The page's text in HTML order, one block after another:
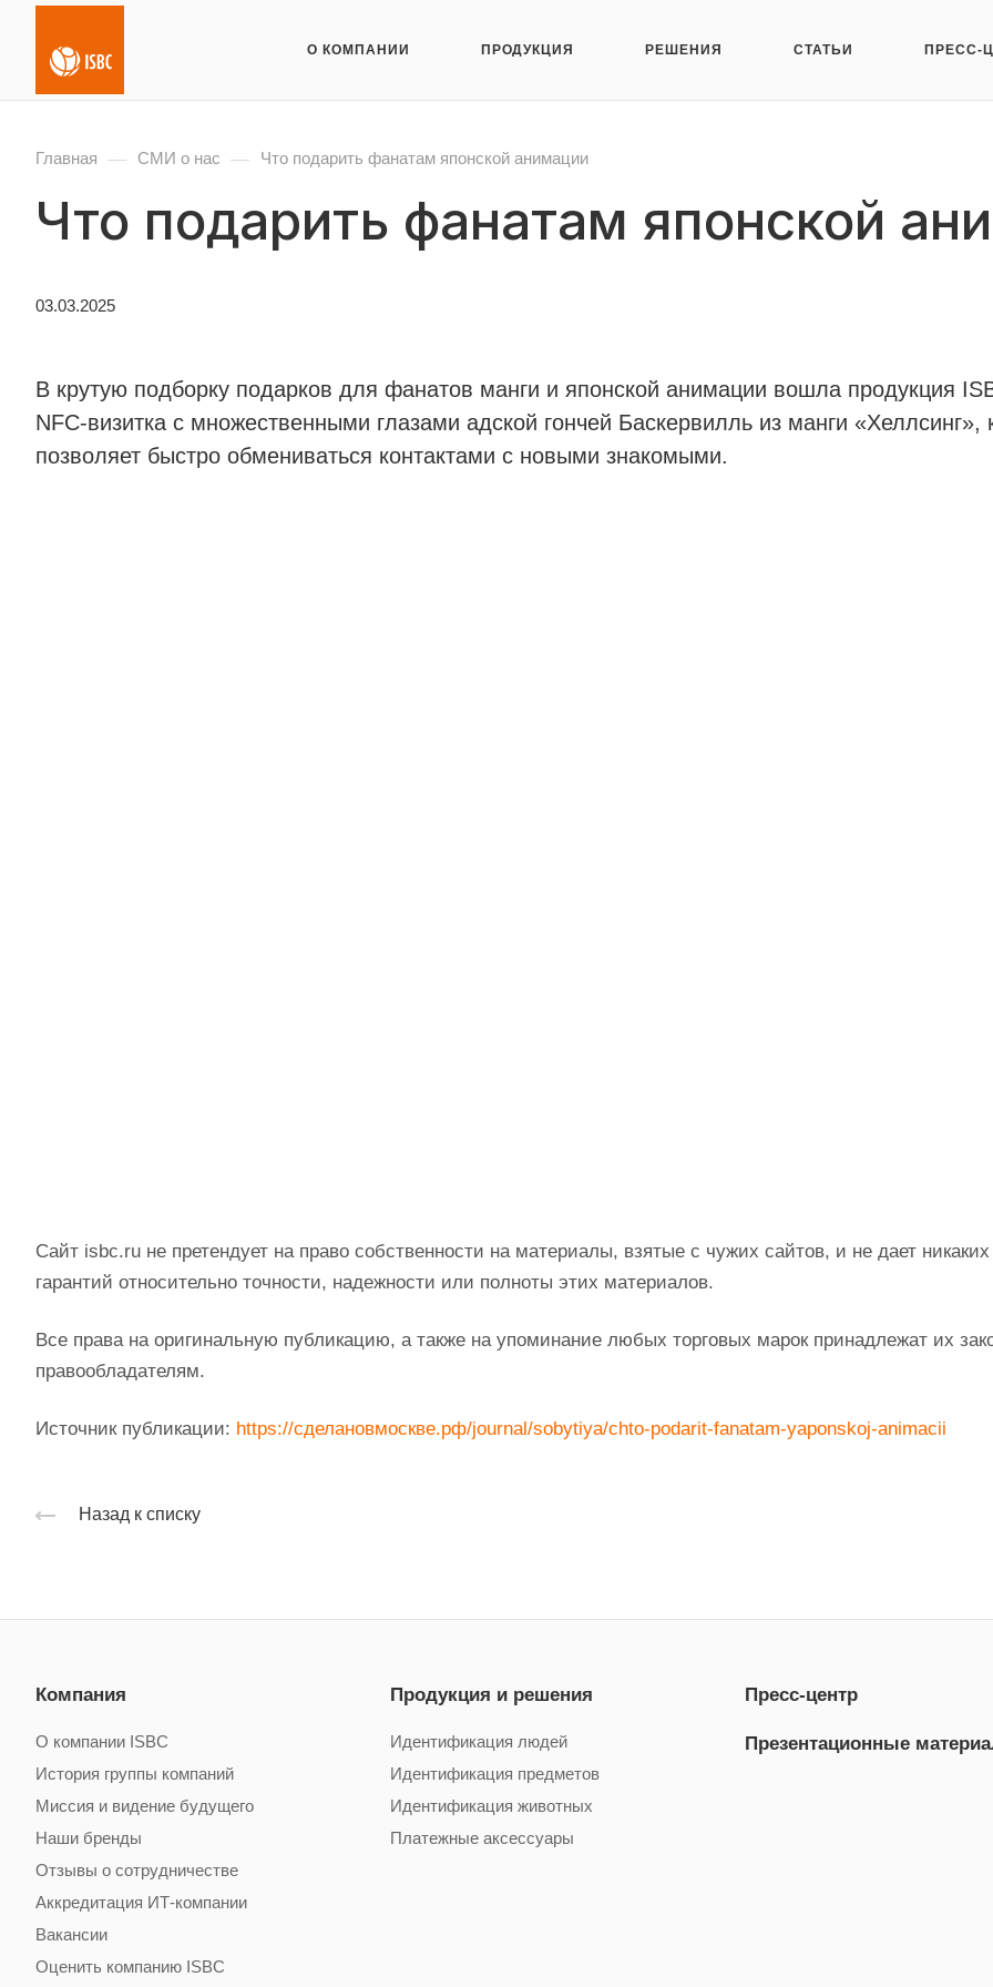
О КОМПАНИИ ПРОДУКЦИЯ РЕШЕНИЯ СТАТЬИ ПРЕСС-
Главная — СМИ о нас — Что подарить фанатам японской анимации
Что подарить фанатам японской
03.03.2025
В крутую подборку подарков для фанатов манги и японской анимации вошла продукция
NFC-визитка с множественными глазами адской гончей Баскервилль из манги «Хеллсинг»,
позволяет быстро обмениваться контактами с новыми знакомыми.
Сайт isbc.ru не претендует на право собственности на материалы, взятые с чужих сайтов, и не дает никаких
гарантий относительно точности, надежности или полноты этих материалов.
Все права на оригинальную публикацию, а также на упоминание любых торговых марок принадлежат их
правообладателям.
Источник публикации: https://сделановмоскве.рф/journal/sobytiya/chto-podarit-fanatam-yaponskoj-animacii
Назад к списку
Компания
О компании ISBC
История группы компаний
Миссия и видение будущего
Наши бренды
Отзывы о сотрудничестве
Аккредитация ИТ-компании
Вакансии
Оценить компанию ISBC
Продукция и решения
Идентификация людей
Идентификация предметов
Идентификация животных
Платежные аксессуары
Пресс-центр
Презентационные